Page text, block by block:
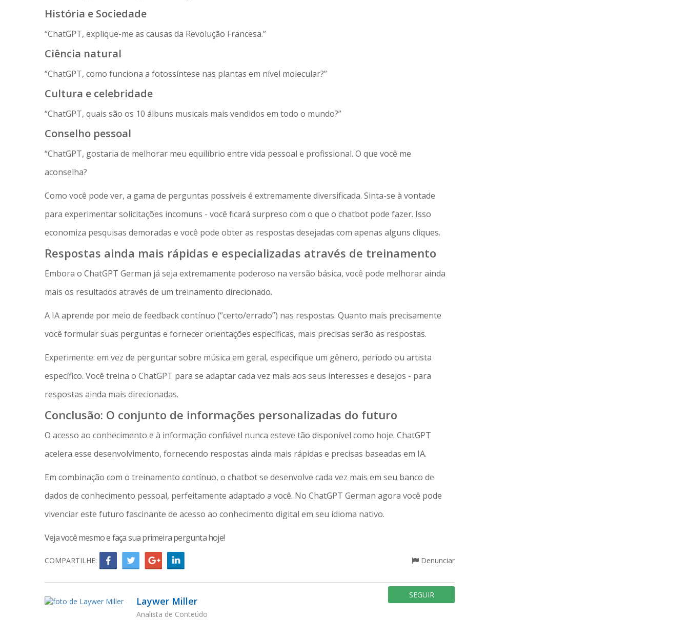
História e Sociedade
“ChatGPT, explique-me as causas da Revolução Francesa.”
Ciência natural
“ChatGPT, como funciona a fotossíntese nas plantas em nível molecular?”
Cultura e celebridade
“ChatGPT, quais são os 10 álbuns musicais mais vendidos em todo o mundo?”
Conselho pessoal
“ChatGPT, gostaria de melhorar meu equilíbrio entre vida pessoal e profissional. O que você me
aconselha?
Como você pode ver, a gama de perguntas possíveis é extremamente diversificada. Sinta-se à vontade
para experimentar solicitações incomuns - você ficará surpreso com o que o chatbot pode fazer. Isso
economiza pesquisas demoradas e você pode obter as respostas desejadas com apenas alguns cliques.
Respostas ainda mais rápidas e especializadas através de treinamento
Embora o ChatGPT German já seja extremamente poderoso na versão básica, você pode melhorar ainda
mais os resultados através de um treinamento direcionado.
A IA aprende por meio de feedback contínuo (“certo/errado”) nas respostas. Quanto mais precisamente
você formular suas perguntas e fornecer orientações específicas, mais precisas serão as respostas.
Experimente: em vez de perguntar sobre música em geral, especifique um gênero, período ou artista
específico. Você treina o ChatGPT para se adaptar cada vez mais aos seus interesses e desejos - para
respostas ainda mais direcionadas.
Conclusão: O conjunto de informações personalizadas do futuro
O acesso ao conhecimento e à informação confiável nunca esteve tão disponível como hoje. ChatGPT
acelera esse desenvolvimento, fornecendo respostas ainda mais rápidas e precisas baseadas em IA.
Em combinação com o treinamento contínuo, o chatbot se desenvolve cada vez mais em seu banco de
dados de conhecimento pessoal, perfeitamente adaptado a você. No ChatGPT German agora você pode
vivenciar este futuro fascinante de acesso ao conhecimento digital em seu idioma nativo.
Veja você mesmo e faça sua primeira pergunta hoje!
COMPARTILHE: Denunciar
Laywer Miller
Analista de Conteúdo
SEGUIR